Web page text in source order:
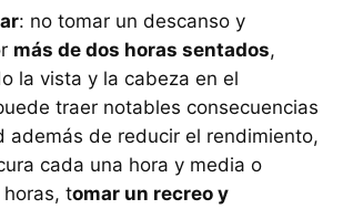
: no tomar un descanso y
más de dos horas sentados,
la vista y la cabeza en el
traer notables consecuencias
además de reducir el rendimiento,
cada una hora y media o
horas, tomar un recreo y